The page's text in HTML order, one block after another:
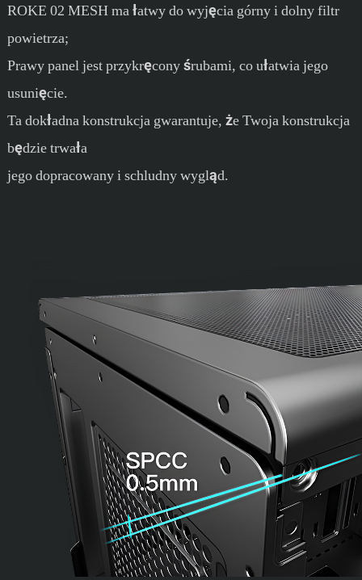
ROKE 02 MESH ma łatwy do wyjęcia górny i dolny filtr
powietrza;
Prawy panel jest przykręcony śrubami, co ułatwia jego
usunięcie.
Ta dokładna konstrukcja gwarantuje, że Twoja konstrukcja
będzie trwała
jego dopracowany i schludny wygląd.